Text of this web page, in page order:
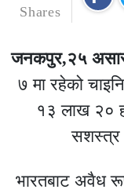
Shares
जनकपुर,२५
७ मा रहेको
१३ लाख २०
सशस्त्र
भारतबाट अवैध